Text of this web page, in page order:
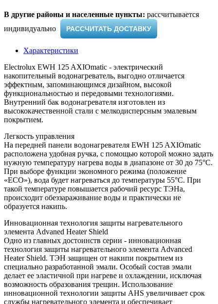
В другие районы и населенные пункты: рассчитывается
индивидуально ​
РАССЧИТАТЬ ДОСТАВКУ
Характеристики
Electrolux EWH 125 AXIOmatic - электрический
накопительный водонагреватель, выгодно отличается
эффектным, запоминающимся дизайном, высокой
функциональностью и передовыми технологиями.
Внутренний бак водонагревателя изготовлен из
высококачественной стали с мелкодисперсным эмалевым
покрытием.
Легкость управления
На передней панели водонагревателя EWH 125 AXIOmatic
расположена удобная ручка, с помощью которой можно задать
нужную температуру нагрева воды в диапазоне от 30 до 75°С.
При выборе функции экономного режима (положение
«ЕCO»), вода будет нагреваться до температуры 55°С. При
такой температуре повышается рабочий ресурс ТЭНа,
происходит обеззараживание воды и практически не
образуется накипь.
Инновационная технология защиты нагревательного
элемента Advaned Heater Shield
Одно из главных достоинств серии - инновационная
технология защиты нагревательного элемента Advanced
Heater Shield. ТЭН защищен от накипи покрытием из
специально разработанной эмали. Особый состав эмали
делает ее эластичной при нагреве и охлаждении, исключая
возможность образования трещин. Использование
инновационной технологии защиты AHS увеличивает срок
службы нагревательного элемента и обеспечивает